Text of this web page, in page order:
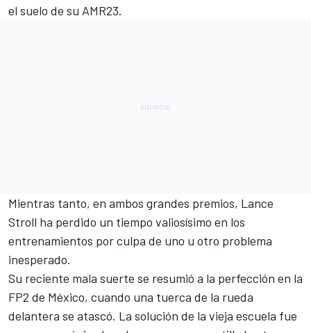
el suelo de su AMR23.
Mientras tanto, en ambos grandes premios, Lance
Stroll ha perdido un tiempo valiosísimo en los
entrenamientos por culpa de uno u otro problema
inesperado.
Su reciente mala suerte se resumió a la perfección en la
FP2 de México, cuando una tuerca de la rueda
delantera se atascó. La solución de la vieja escuela fue